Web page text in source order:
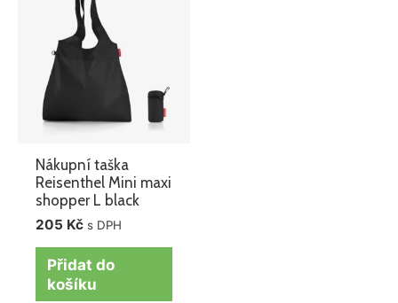
Nákupní taška
Reisenthel Mini maxi
shopper L black
205 Kč s DPH
Přidat do
košíku